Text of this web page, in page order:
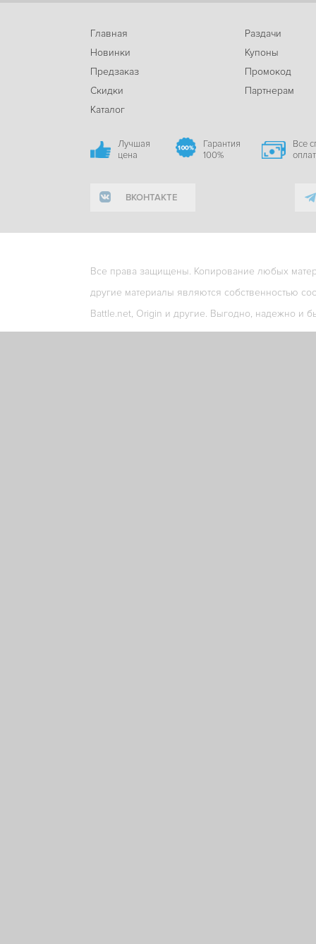
Главная
Новинки
Предзаказ
Скидки
Каталог
Раздачи
Купоны
Промокод
Партнерам
Лучшая
цена
Гарантия
100%
Все
ВКОНТАКТЕ
Все права защищены. Копирование любых
другие материалы являются собственностью
Battle.net, Origin и другие. Выгодно, надежно и